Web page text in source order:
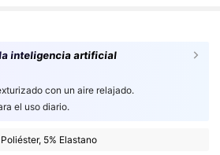
inteligencia artificial
con un aire relajado.
el uso diario.
5% Elastano